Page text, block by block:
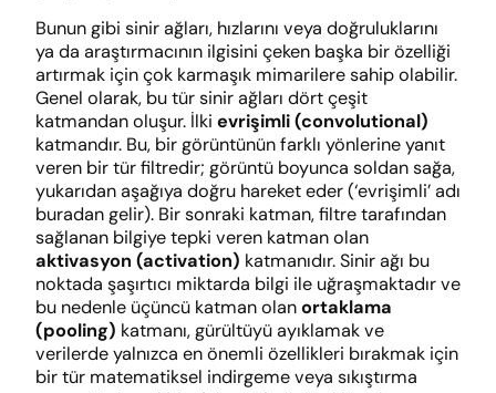
Bunun gibi sinir ağları, hızlarını veya doğruluklarını
ya da araştırmacının ilgisini çeken başka bir özelliği
artırmak için çok karmaşık mimarilere sahip olabilir.
Genel olarak, bu tür sinir ağları dört çeşit
katmandan oluşur. İlki evrişimli (convolutional)
katmandır. Bu, bir görüntünün farklı yönlerine yanıt
veren bir tür filtredir; görüntü boyunca soldan sağa,
yukarıdan aşağıya doğru hareket eder (‘evrişimli’ adı
buradan gelir). Bir sonraki katman, filtre tarafından
sağlanan bilgiye tepki veren katman olan
aktivasyon (activation) katmanıdır. Sinir ağı bu
noktada şaşırtıcı miktarda bilgi ile uğraşmaktadır ve
bu nedenle üçüncü katman olanortaklama
(pooling) katmanı, gürültüyü ayıklamak ve
verilerde yalnızca en önemli özellikleri bırakmak için
bir tür matematiksel indirgeme veya sıkıştırma